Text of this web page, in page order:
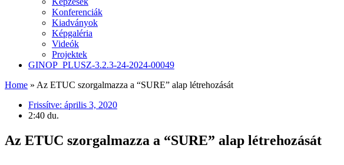
Konferenciák
Kiadványok
Képgaléria
Videók
Projektek
GINOP_PLUSZ-3.2.3-24-2024-00049
Home » Az ETUC szorgalmazza a “SURE” alap létrehozását
Frissítve: április 3, 2020
2:40 du.
Az ETUC szorgalmazza a “SURE” alap létrehozását